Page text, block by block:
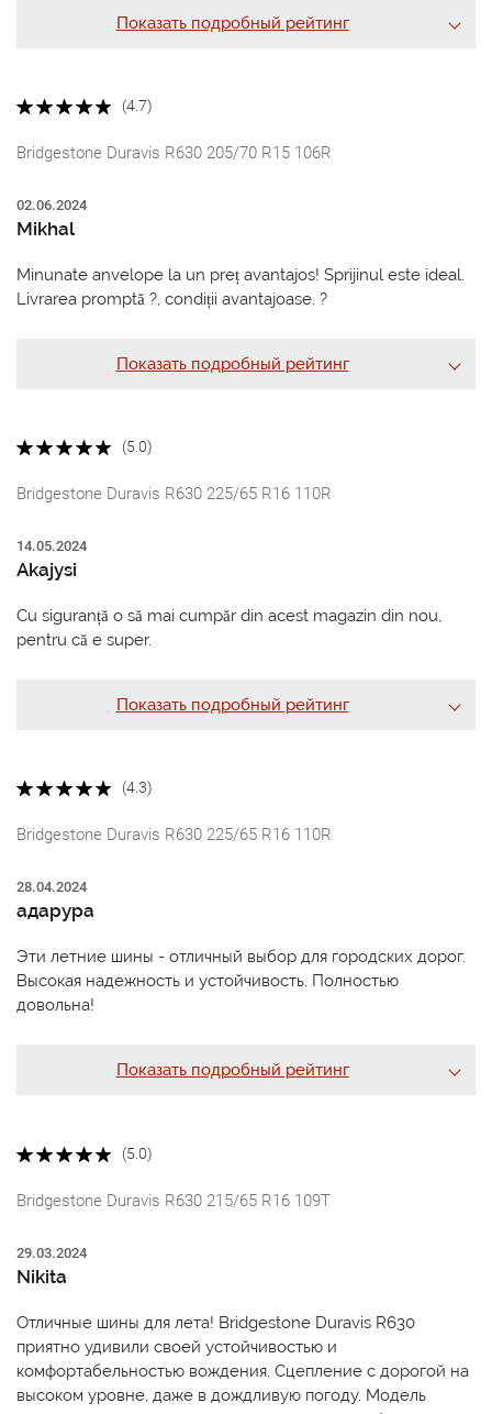
Показать подробный рейтинг
(4.7)
Bridgestone Duravis R630 205/70 R15 106R
02.06.2024
Mikhal
Minunate anvelope la un preț avantajos! Sprijinul este ideal.
Livrarea promptă ?, condiții avantajoase. ?
Показать подробный рейтинг
(5.0)
Bridgestone Duravis R630 225/65 R16 110R
14.05.2024
Akajysi
Cu siguranță o să mai cumpăr din acest magazin din nou,
pentru că e super.
Показать подробный рейтинг
(4.3)
Bridgestone Duravis R630 225/65 R16 110R
28.04.2024
адарура
Эти летние шины - отличный выбор для городских дорог.
Высокая надежность и устойчивость. Полностью
довольна!
Показать подробный рейтинг
(5.0)
Bridgestone Duravis R630 215/65 R16 109T
29.03.2024
Nikita
Отличные шины для лета! Bridgestone Duravis R630
приятно удивили своей устойчивостью и
комфортабельностью вождения. Сцепление с дорогой на
высоком уровне, даже в дождливую погоду. Модель